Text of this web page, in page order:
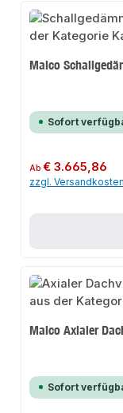
Maico
Sofort
Regulärer Preis:
Ab€ 3.665,86
zzgl.
Maico Axialer
Sofort